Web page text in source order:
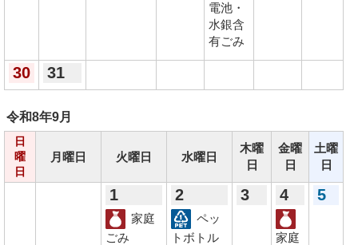
電池・
水銀含
有ごみ
30 31
令和8年9月
日
曜
日
月曜日 火曜日 水曜日
木曜
日
金曜
日
土曜
日
1
家庭
ごみ
2
ペッ
トボトル
3 4
家庭
5